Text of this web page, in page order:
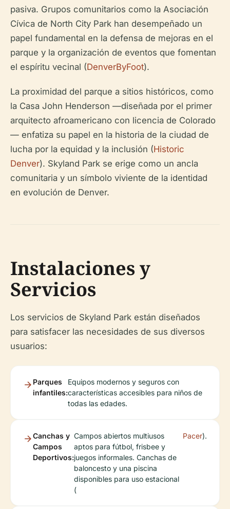
pasiva. Grupos comunitarios como la Asociación
Cívica de North City Park han desempeñado un
papel fundamental en la defensa de mejoras en el
parque y la organización de eventos que fomentan
el espíritu vecinal (DenverByFoot).
La proximidad del parque a sitios históricos, como
la Casa John Henderson —diseñada por el primer
arquitecto afroamericano con licencia de Colorado
— enfatiza su papel en la historia de la ciudad de
lucha por la equidad y la inclusión (Historic
Denver). Skyland Park se erige como un ancla
comunitaria y un símbolo viviente de la identidad
en evolución de Denver.
Instalaciones y
Servicios
Los servicios de Skyland Park están diseñados
para satisfacer las necesidades de sus diversos
usuarios:
Parques
infantiles:
Equipos modernos y seguros con
características accesibles para niños de
todas las edades.
Canchas y
Campos
Deportivos:
Campos abiertos multiusos
aptos para fútbol, frisbee y
juegos informales. Canchas de
baloncesto y una piscina
disponibles para uso estacional
(
Pacer).